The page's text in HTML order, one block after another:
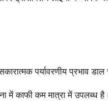
पर्यावरणीय प्रभाव
में काफी कम मात्रा में उपलब्ध है।